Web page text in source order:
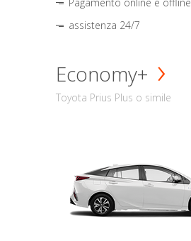
assistenza 24/7
Economy+
Toyota Prius Plus o simile